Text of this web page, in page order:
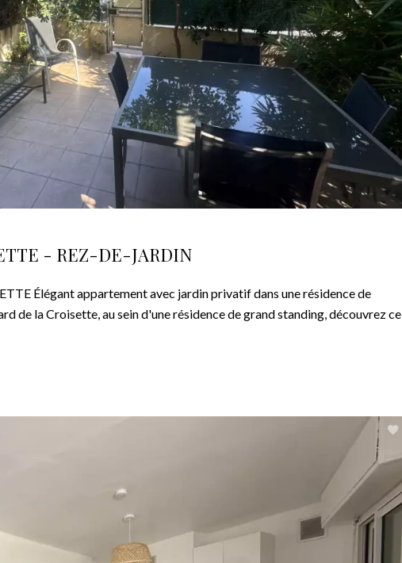
- REZ-DE-JARDIN
Élégant appartement avec jardin privatif dans une résidence de
de la Croisette, au sein d'une résidence de grand standing, découvrez ce